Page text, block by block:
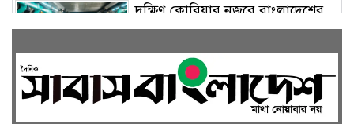
দক্ষিণ কোরিয়ার নজরে বাংলাদেশের
পোশাক শিল্প, বড় বিনিয়োগ সম্ভাবনা
জলাবদ্ধ এলাকায় কৃষিতে নতুন দিগন্ত:
পলি নেট হাউসে বছরে ১০ লাখ পর্যন্ত
মানসম্মত চারা উৎপাদন